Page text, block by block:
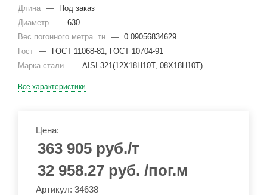
Длина —
Под заказ
Диаметр — 630
Вес погонного метра. тн — 0.09056834629
Гост —
ГОСТ 11068-81, ГОСТ 10704-91
Марка стали — AISI 321(12Х18Н10Т, 08Х18Н10Т)
Все характеристики
Цена:
363 905 руб./т
32 958.27 руб. /пог.м
Артикул: 34638